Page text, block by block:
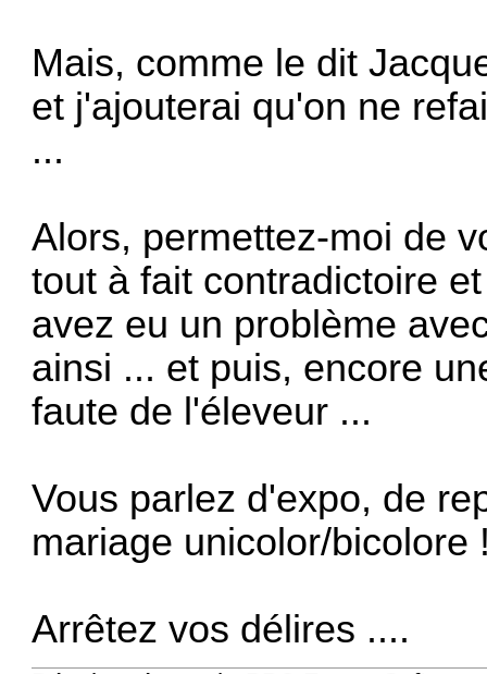
Mais, comme le dit
et j'ajouterai qu'on ne
...
Alors, permettez-moi de
tout à fait contradictoire
avez eu un problème
ainsi ... et puis, encore
faute de l'éleveur ...
Vous parlez d'expo, de
mariage unicolor/bicolore
Arrêtez vos délires ....